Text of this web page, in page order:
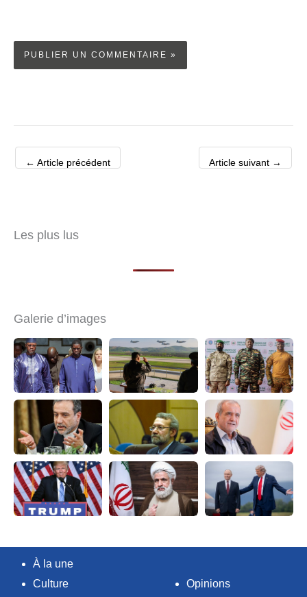
← Article précédent Article suivant →
Les plus lus
Galerie d’images
À la une
Culture
Opinions